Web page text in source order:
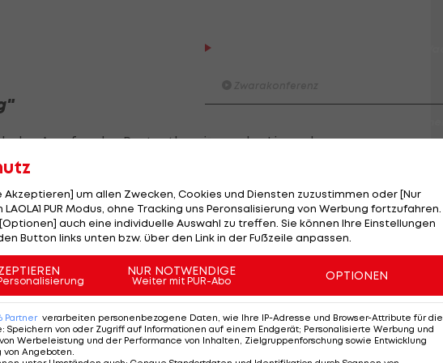
Knett
I schau a #LigaZWA - Die Highlightshow (1.
Runde)
I schau a LigaZWA
LASK-Traumstart: Sind die Linzer der
Titelfavorit?
Ansakonferenz
Wacker furios: Was ist in dieser Saison
möglich? I #Zwarakonferenz SPEZIAL
des Anrufes des Protestkomitees der Linzer kann
die Möglichkeit haben, dass wir eine andere Instanz
ok ist. Wir leben in einem Rechtsstaat. Wenn es
erwünschten Erfolg haben, bleibt noch der Weg
endgültiges Urteil könnte noch Monate auf sich
Meisterfrage der Bundesliga würde erst lange nach
vergleicht, zum Beispiel einem Cup-Spiel, dauert
Akzeptieren] um allen Zwecken, Cookies und Diensten zuzustimmen oder [Nur
PUR Modus, ohne Tracking uns Peronsalisierung von Werbung fortzufahren.
auch eine individuelle Auswahl zu treffen. Sie können Ihre Einstellungen
Button links unten bzw. über den Link in der Fußzeile anpassen.
NUR NOTWENDIGE
Weiter mit PUR-Abo OPTIONEN
Partner verarbeiten personenbezogene Daten, wie Ihre IP-Adresse und Browser-Attribute für die
: Speichern von oder Zugriff auf Informationen auf einem Endgerät; Personalisierte Werbung und
Werbeleistung und der Performance von Inhalten, Zielgruppenforschung sowie Entwicklung
von Angeboten